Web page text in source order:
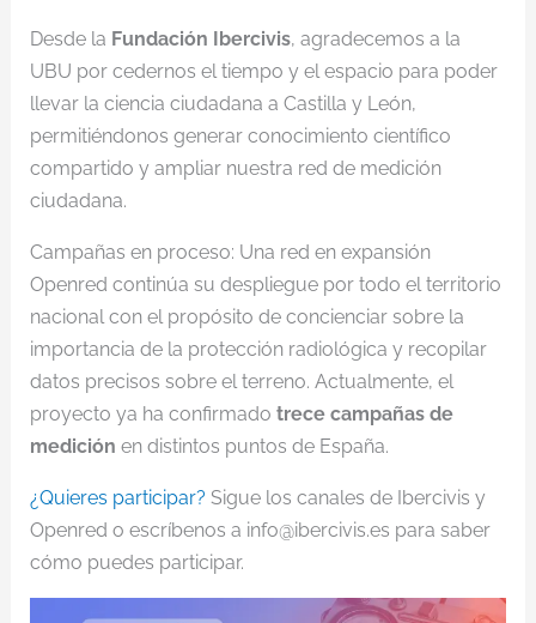
Desde la Fundación Ibercivis, agradecemos a la
UBU por cedernos el tiempo y el espacio para poder
llevar la ciencia ciudadana a Castilla y León,
permitiéndonos generar conocimiento científico
compartido y ampliar nuestra red de medición
ciudadana.
Campañas en proceso: Una red en expansión
Openred continúa su despliegue por todo el territorio
nacional con el propósito de concienciar sobre la
importancia de la protección radiológica y recopilar
datos precisos sobre el terreno. Actualmente, el
proyecto ya ha confirmado trece campañas de
medición en distintos puntos de España.
¿Quieres participar? Sigue los canales de Ibercivis y
Openred o escríbenos a info@ibercivis.es para saber
cómo puedes participar.